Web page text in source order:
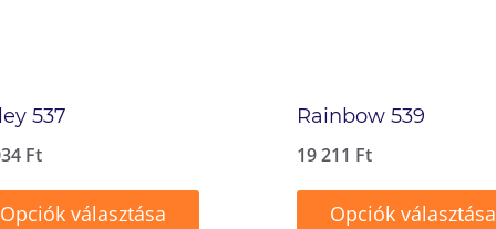
537
Ft
Opciók választása
Rainbow 539
19 211 Ft
Opciók választása